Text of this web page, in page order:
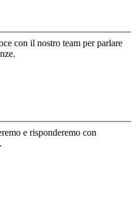
con il nostro team per parlare
e risponderemo con